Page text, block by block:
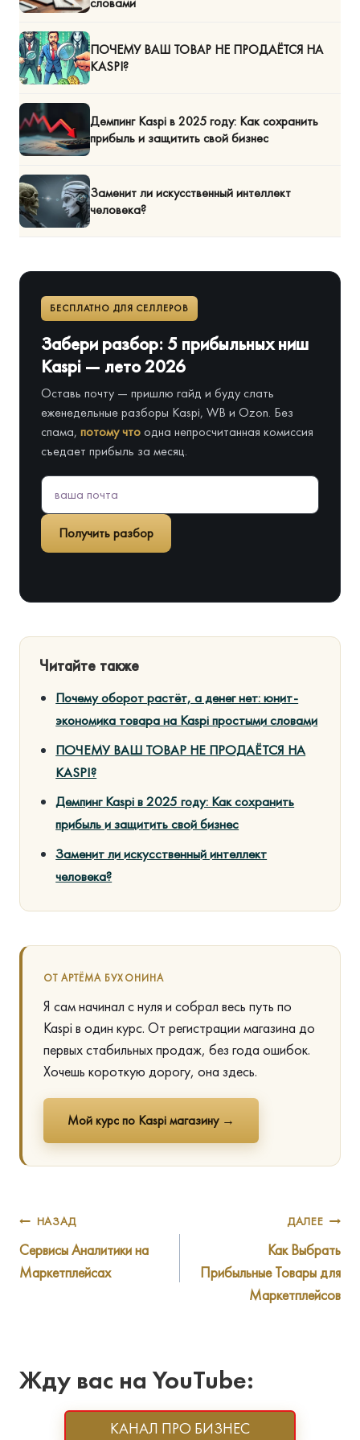
ПОЧЕМУ ВАШ ТОВАР НЕ ПРОДАЁТСЯ НА
KASPI?
Демпинг Kaspi в 2025 году: Как сохранить
прибыль и защитить свой бизнес
Заменит ли искусственный интеллект
человека?
БЕСПЛАТНО ДЛЯ СЕЛЛЕРОВ
Забери разбор: 5 прибыльных ниш
Kaspi — лето 2026
Оставь почту — пришлю гайд и буду слать
еженедельные разборы Kaspi, WB и Ozon. Без
спама, потому чтоодна непросчитанная комиссия
съедает прибыль за месяц.
Получить разбор
Читайте также
Почему оборот растёт, а денег нет: юнит-
экономика товара на Kaspi простыми словами
ПОЧЕМУ ВАШ ТОВАР НЕ ПРОДАЁТСЯ НА
KASPI?
Демпинг Kaspi в 2025 году: Как сохранить
прибыль и защитить свой бизнес
Заменит ли искусственный интеллект
человека?
ОТ АРТЁМА БУХОНИНА
Я сам начинал с нуля и собрал весь путь по
Kaspi в один курс. От регистрации магазина до
первых стабильных продаж, без года ошибок.
Хочешь короткую дорогу, она здесь.
Мой курс по Kaspi магазину →
Навигация
по
записям
НАЗАД
Сервисы Аналитики на
Маркетплейсах
ДАЛЕЕ
Как Выбрать
Прибыльные Товары для
Маркетплейсов
Жду вас на YouTube:
КАНАЛ ПРО БИЗНЕС